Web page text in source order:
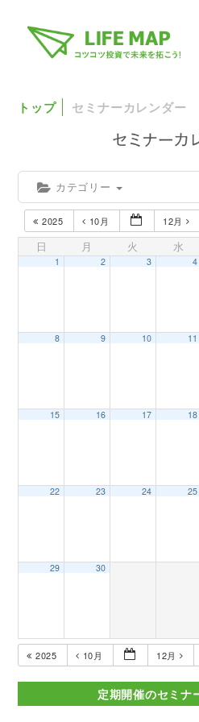
トップ セミナーカレンダー
カテゴリー
2025 10月 12月
日 月 火 水
1 2 3 4
8 9 10 11
15 16 17 18
22 23 24 25
29 30
2025 10月 12月
定期開催のセミナ